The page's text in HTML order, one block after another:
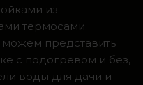
из
термосами.
представить
с подогревом и без,
воды для дачи и